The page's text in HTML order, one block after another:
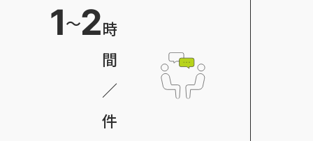
1～2時
間
／
件